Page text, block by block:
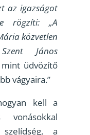
az igazságot
rögzíti: „A
közvetlen
János
mint üdvözítő
vágyaira.”
kell a
a